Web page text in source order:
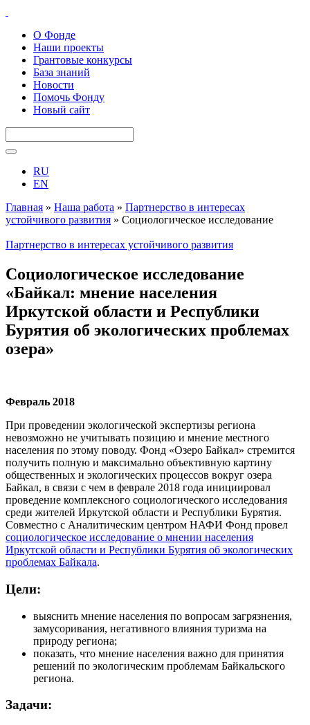
О Фонде
Наши проекты
Грантовые конкурсы
База знаний
Новости
Помочь Фонду
Новый сайт
RU
EN
Главная » Наша работа » Партнерство в интересах
устойчивого развития » Социологическое исследование
Бурятия об экологических проблемах озера»
Партнерство в интересах устойчивого развития
Социологическое исследование
«Байкал: мнение населения
Иркутской области и Республики
Бурятия об экологических проблемах
озера»
Февраль 2018
При проведении экологической экспертизы региона
невозможно не учитывать позицию и мнение местного
населения по этому поводу. Фонд «Озеро Байкал» стремится
получить полную и максимально объективную картину
общественных и экологических процессов вокруг озера
Байкал, в связи с чем в феврале 2018 года инициировал
проведение комплексного социологического исследования
среди жителей Иркутской области и Республики Бурятия.
Совместно с Аналитическим центром НАФИ Фонд провел
социологическое исследование о мнении населения
Иркутской области и Республики Бурятия об экологических
проблемах Байкала.
Цели:
выяснить мнение населения по вопросам загрязнения,
замусоривания, негативного влияния туризма на
природу региона;
показать, что мнение населения важно для принятия
решений по экологическим проблемам Байкальского
региона.
Задачи: